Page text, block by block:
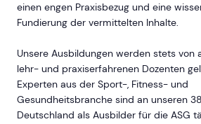
einen engen Praxisbezug und eine
Fundierung der vermittelten Inhalte.
Unsere Ausbildungen werden stets von
lehr- und praxiserfahrenen Dozenten
Experten aus der Sport-, Fitness- und
Gesundheitsbranche sind an unseren
Deutschland als Ausbilder für die ASG